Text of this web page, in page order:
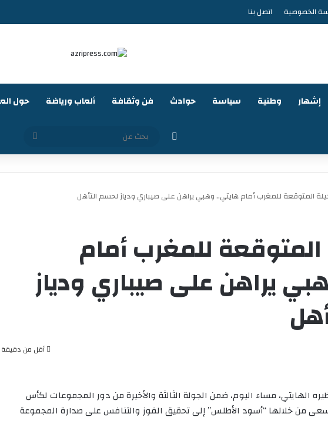
الخصوصية اتصل بنا
إشهار وطنية سياسة حوادث فن وثقافة ألعاب ورياضة حول
الوضع المظلم
عن
المتوقعة للمغرب أمام هايتي.. وهبي يراهن على صيباري ودياز لحسم التأهل
المتوقعة للمغرب أمام
يراهن على صيباري ودياز
أقل من دقيقة
الهايتي، مساء اليوم، ضمن الجولة الثالثة والأخيرة من دور المجموعات لكأس
مباراة يسعى من خلالها “أسود الأطلس” إلى تحقيق الفوز والتنافس على صدارة المجموعة